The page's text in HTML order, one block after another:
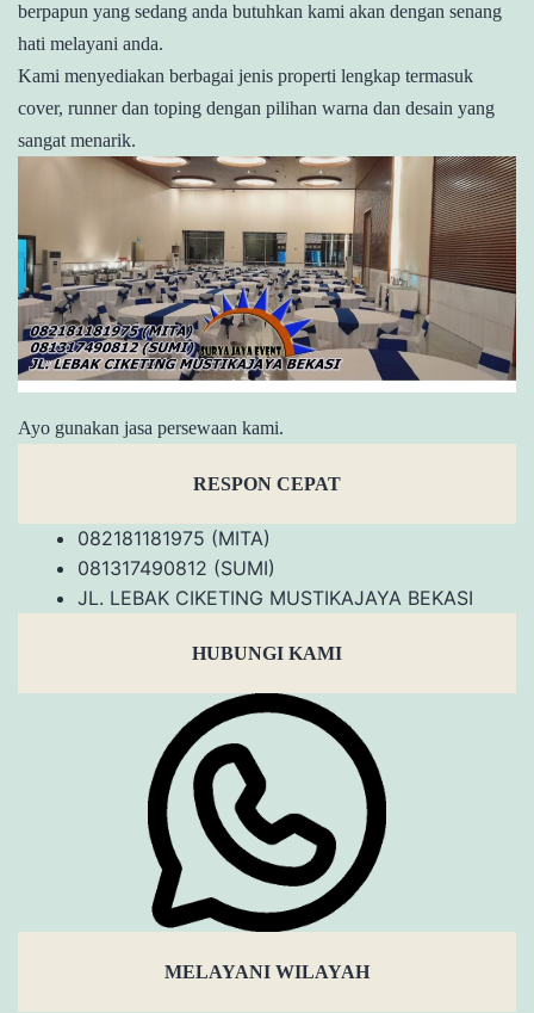
berpapun yang sedang anda butuhkan kami akan dengan senang
hati melayani anda.
Kami menyediakan berbagai jenis properti lengkap termasuk
cover, runner dan toping dengan pilihan warna dan desain yang
sangat menarik.
Ayo gunakan jasa persewaan kami.
RESPON CEPAT
082181181975 (MITA)
081317490812 (SUMI)
JL. LEBAK CIKETING MUSTIKAJAYA BEKASI
HUBUNGI KAMI
MELAYANI WILAYAH